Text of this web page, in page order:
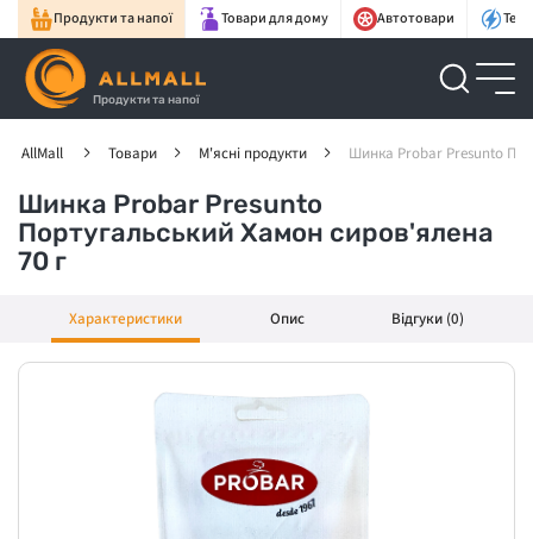
Продукти та напої Товари для дому Автотовари
Продукти та напої
AllMall Товари М'ясні продукти Шинка Probar Presunto
Шинка Probar Presunto
Португальський Хамон сиров'ялена
70 г
Характеристики Опис Відгуки (0)